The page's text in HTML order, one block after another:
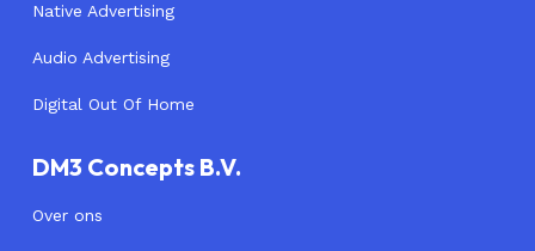
Native Advertising
Audio Advertising
Digital Out Of Home
DM3 Concepts B.V.
Over ons